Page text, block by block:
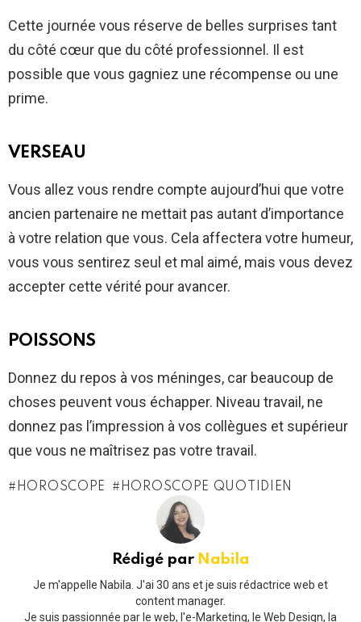
Cette journée vous réserve de belles surprises tant
du côté cœur que du côté professionnel. Il est
possible que vous gagniez une récompense ou une
prime.
VERSEAU
Vous allez vous rendre compte aujourd’hui que votre
ancien partenaire ne mettait pas autant d’importance
à votre relation que vous. Cela affectera votre humeur,
vous vous sentirez seul et mal aimé, mais vous devez
accepter cette vérité pour avancer.
POISSONS
Donnez du repos à vos méninges, car beaucoup de
choses peuvent vous échapper. Niveau travail, ne
donnez pas l’impression à vos collègues et supérieur
que vous ne maîtrisez pas votre travail.
HOROSCOPE HOROSCOPE QUOTIDIEN
Rédigé par Nabila
Je m'appelle Nabila. J'ai 30 ans et je suis rédactrice web et
content manager.
Je suis passionnée par le web, l'e-Marketing, le Web Design, la